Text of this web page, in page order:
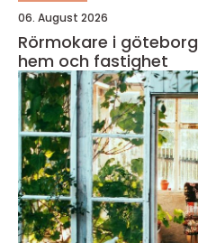
06. August 2026
Rörmokare i göteborg trygg vvs-hjälp för
hem och fastighet